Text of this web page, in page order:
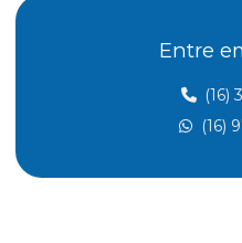
Aterramento elétrico nr10
Atividades insalubres nr 15
Entre
(16)
(16)